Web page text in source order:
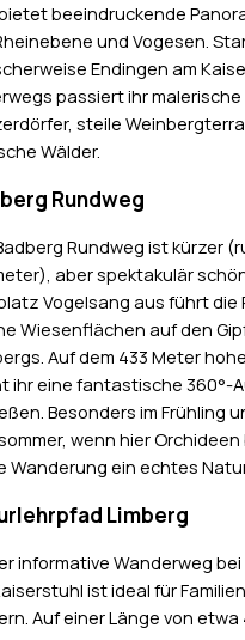
beeindruckende
und Vogesen.
Endingen am
passiert ihr malerische
steile
Wälder.
Rundweg
Rundweg ist kürzer
aber spektakulär
Vogelsang aus führt die
Wiesenflächen auf den
Auf dem 433 Meter
ihr eine fantastische 360°-
Besonders im Frühling
wenn hier
Wanderung ein echtes
Limberg
informative Wanderweg
ist ideal für
Auf einer Länge von etwa